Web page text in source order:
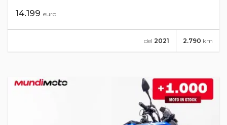
14.199 euro
2.790 km
del 2021